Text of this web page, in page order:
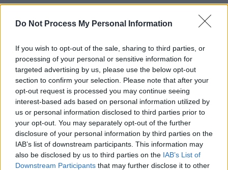
Do Not Process My Personal Information
If you wish to opt-out of the sale, sharing to third parties, or
processing of your personal or sensitive information for
targeted advertising by us, please use the below opt-out
section to confirm your selection. Please note that after your
opt-out request is processed you may continue seeing
interest-based ads based on personal information utilized by
us or personal information disclosed to third parties prior to
your opt-out. You may separately opt-out of the further
disclosure of your personal information by third parties on the
IAB’s list of downstream participants. This information may
also be disclosed by us to third parties on the IAB’s List of
Downstream Participants that may further disclose it to other